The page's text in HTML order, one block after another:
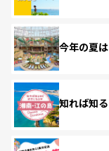
今年の夏
知れば知